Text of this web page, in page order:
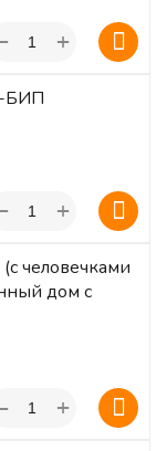
+
БИП
+
человечками
дом с
+